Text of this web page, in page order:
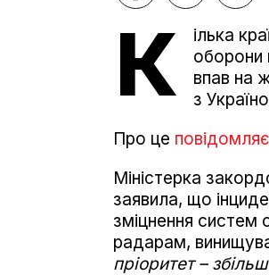
К
ілька
оборони
впав на
з
Про це
Міністерка
заявила, що
зміцнення систем
радарам,
пріоритет –